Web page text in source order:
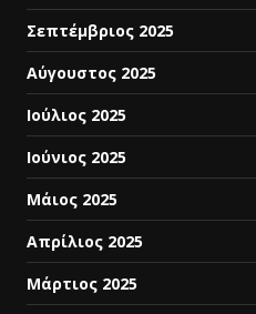
Σεπτέμβριος 2025
Αύγουστος 2025
Ιούλιος 2025
Ιούνιος 2025
Μάιος 2025
Απρίλιος 2025
Μάρτιος 2025